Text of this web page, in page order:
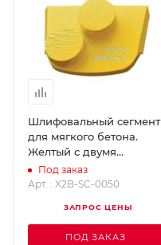
Шлифовальный сегмент
для мягкого бетона.
Желтый с двумя
кнопками - Grit 50
SUPERABRASIVE X2B-
Под заказ
Арт. : X2B-SC-0050
ЗАПРОС ЦЕНЫ
ПОД ЗАКАЗ